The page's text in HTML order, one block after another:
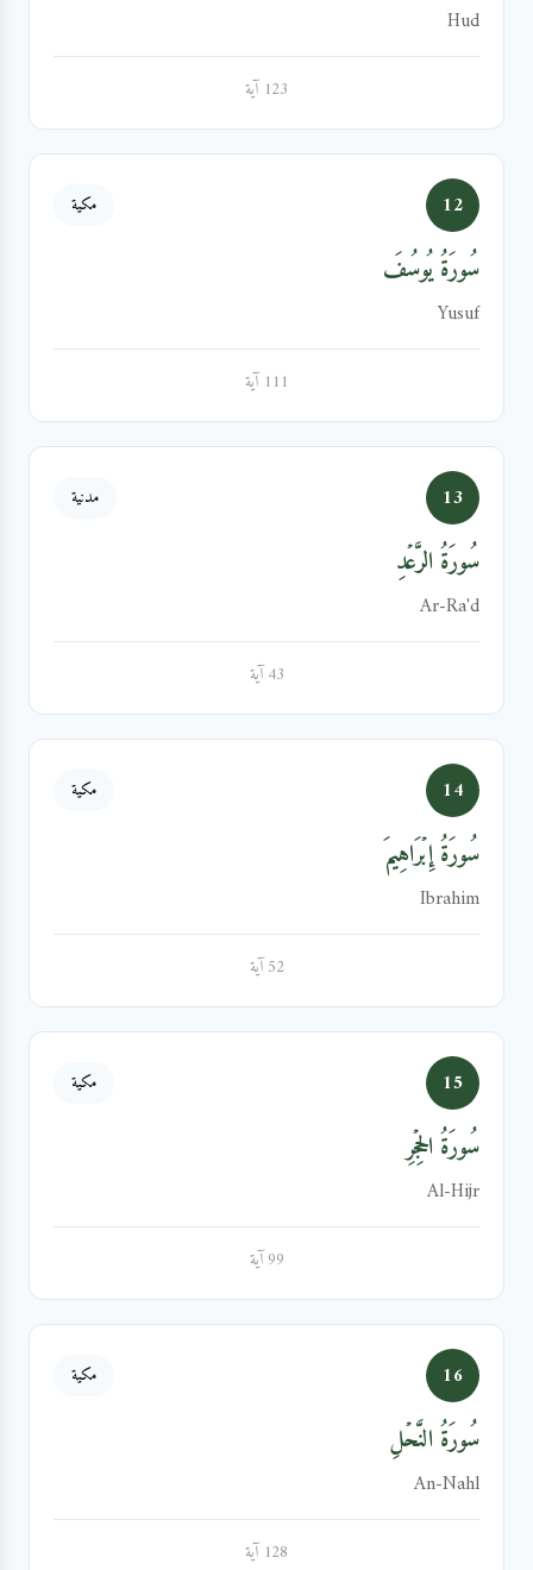
Hud
123 آية
12 مكية
سُورَةُ يُوسُفَ
Yusuf
111 آية
13 مدنية
سُورَةُ الرَّعۡدِ
Ar-Ra'd
43 آية
14 مكية
سُورَةُ إِبۡرَاهِيمَ
Ibrahim
52 آية
15 مكية
سُورَةُ الحِجۡرِ
Al-Hijr
99 آية
16 مكية
سُورَةُ النَّحۡلِ
An-Nahl
128 آية